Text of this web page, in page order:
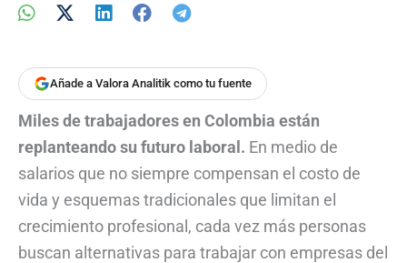
Añade a Valora Analitik como tu fuente
Miles de trabajadores en Colombia están
replanteando su futuro laboral. En medio de
salarios que no siempre compensan el costo de
vida y esquemas tradicionales que limitan el
crecimiento profesional, cada vez más personas
buscan alternativas para trabajar con empresas del